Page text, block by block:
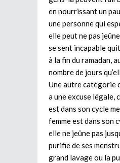
en nourrissant un
une personne qui
elle peut ne pas
se sent incapable
à la fin du ramadan,
nombre de jours
Une autre catégorie
a une excuse légale,
est dans son cycle
femme est dans son
elle ne jeûne pas
purifie de ses
grand lavage ou la